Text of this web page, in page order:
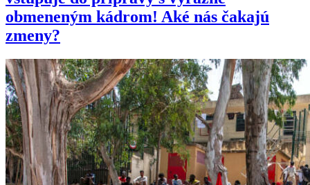
obmeneným kádrom! Aké nás čakajú
zmeny?